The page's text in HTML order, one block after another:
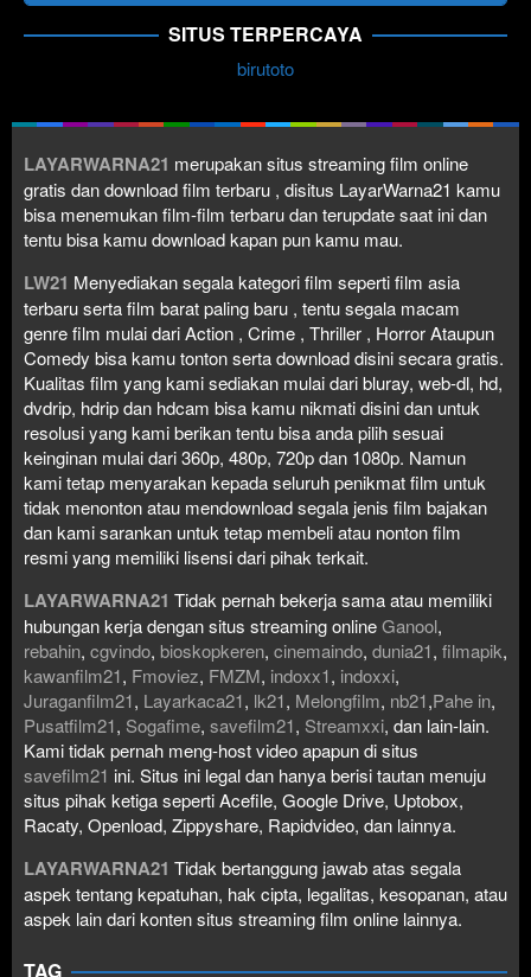
SITUS TERPERCAYA
birutoto
LAYARWARNA21 merupakan situs streaming film online
gratis dan download film terbaru , disitus LayarWarna21 kamu
bisa menemukan film-film terbaru dan terupdate saat ini dan
tentu bisa kamu download kapan pun kamu mau.
LW21 Menyediakan segala kategori film seperti film asia
terbaru serta film barat paling baru , tentu segala macam
genre film mulai dari Action , Crime , Thriller , Horror Ataupun
Comedy bisa kamu tonton serta download disini secara gratis.
Kualitas film yang kami sediakan mulai dari bluray, web-dl, hd,
dvdrip, hdrip dan hdcam bisa kamu nikmati disini dan untuk
resolusi yang kami berikan tentu bisa anda pilih sesuai
keinginan mulai dari 360p, 480p, 720p dan 1080p. Namun
kami tetap menyarakan kepada seluruh penikmat film untuk
tidak menonton atau mendownload segala jenis film bajakan
dan kami sarankan untuk tetap membeli atau nonton film
resmi yang memiliki lisensi dari pihak terkait.
LAYARWARNA21 Tidak pernah bekerja sama atau memiliki
hubungan kerja dengan situs streaming onlineGanool,
rebahin, cgvindo, bioskopkeren, cinemaindo, dunia21, filmapik,
kawanfilm21, Fmoviez, FMZM, indoxx1, indoxxi,
Juraganfilm21, Layarkaca21, lk21, Melongfilm, nb21,Pahe in,
Pusatfilm21, Sogafime, savefilm21, Streamxxi, dan lain-lain.
Kami tidak pernah meng-host video apapun di situs
savefilm21 ini. Situs ini legal dan hanya berisi tautan menuju
situs pihak ketiga seperti Acefile, Google Drive, Uptobox,
Racaty, Openload, Zippyshare, Rapidvideo, dan lainnya.
LAYARWARNA21 Tidak bertanggung jawab atas segala
aspek tentang kepatuhan, hak cipta, legalitas, kesopanan, atau
aspek lain dari konten situs streaming film online lainnya.
TAG